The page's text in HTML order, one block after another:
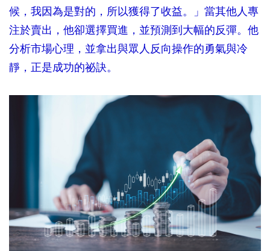
候，我因為是對的，所以獲得了收益。」當其他人專
注於賣出，他卻選擇買進，並預測到大幅的反彈。他
分析市場心理，並拿出與眾人反向操作的勇氣與冷
靜，正是成功的祕訣。